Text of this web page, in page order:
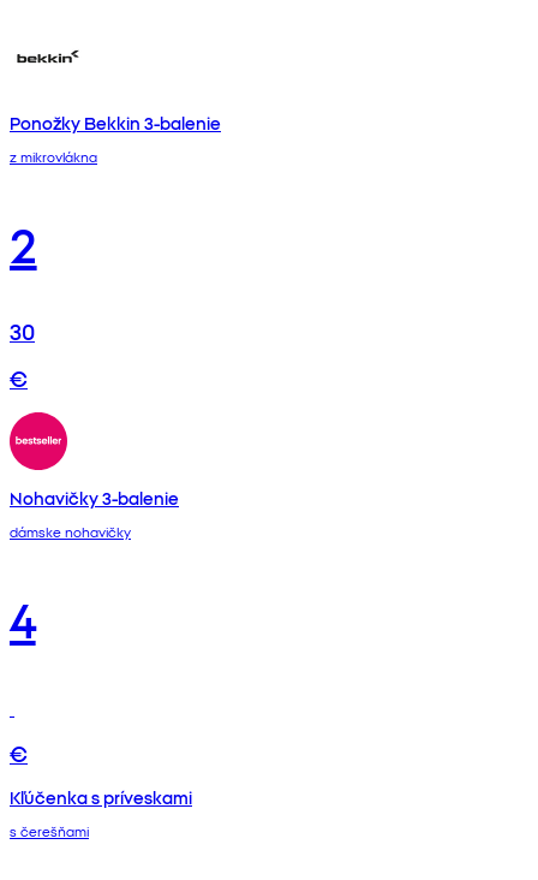
Ponožky Bekkin 3-balenie
z mikrovlákna
2
30
€
Nohavičky 3-balenie
dámske nohavičky
4
€
Kľúčenka s príveskami
s čerešňami